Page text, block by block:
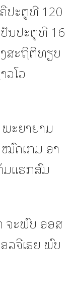
ປະຕູທີ 120
ນປະຕູທີ 16
ສະຖິຕິທຽບ
ວໂວ
ະຍາຍາມ
ດເກມ ອາ
ມແຮກສົມ
ຈະພົບ ອອສ
ລຈີເຣຍ ພົບ